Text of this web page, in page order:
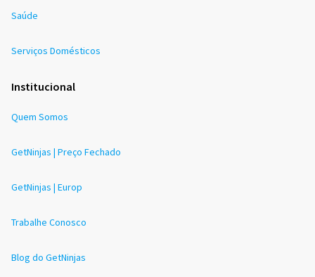
Saúde
Serviços Domésticos
Institucional
Quem Somos
GetNinjas | Preço Fechado
GetNinjas | Europ
Trabalhe Conosco
Blog do GetNinjas